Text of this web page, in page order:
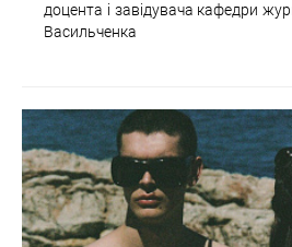
доцента і завідувача кафедри
Васильченка